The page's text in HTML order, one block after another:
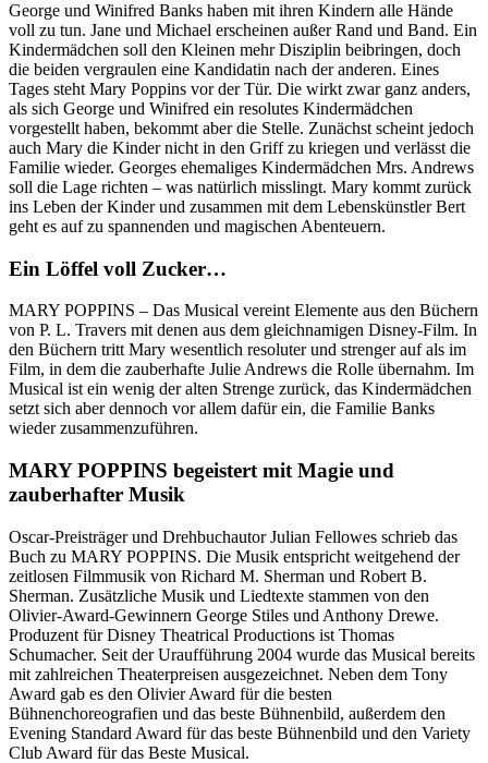
George und Winifred Banks haben mit ihren Kindern alle Hände
voll zu tun. Jane und Michael erscheinen außer Rand und Band. Ein
Kindermädchen soll den Kleinen mehr Disziplin beibringen, doch
die beiden vergraulen eine Kandidatin nach der anderen. Eines
Tages steht Mary Poppins vor der Tür. Die wirkt zwar ganz anders,
als sich George und Winifred ein resolutes Kindermädchen
vorgestellt haben, bekommt aber die Stelle. Zunächst scheint jedoch
auch Mary die Kinder nicht in den Griff zu kriegen und verlässt die
Familie wieder. Georges ehemaliges Kindermädchen Mrs. Andrews
soll die Lage richten – was natürlich misslingt. Mary kommt zurück
ins Leben der Kinder und zusammen mit dem Lebenskünstler Bert
geht es auf zu spannenden und magischen Abenteuern.
Ein Löffel voll Zucker…
MARY POPPINS – Das Musical vereint Elemente aus den Büchern
von P. L. Travers mit denen aus dem gleichnamigen Disney-Film. In
den Büchern tritt Mary wesentlich resoluter und strenger auf als im
Film, in dem die zauberhafte Julie Andrews die Rolle übernahm. Im
Musical ist ein wenig der alten Strenge zurück, das Kindermädchen
setzt sich aber dennoch vor allem dafür ein, die Familie Banks
wieder zusammenzuführen.
MARY POPPINS begeistert mit Magie und
zauberhafter Musik
Oscar-Preisträger und Drehbuchautor Julian Fellowes schrieb das
Buch zu MARY POPPINS. Die Musik entspricht weitgehend der
zeitlosen Filmmusik von Richard M. Sherman und Robert B.
Sherman. Zusätzliche Musik und Liedtexte stammen von den
Olivier-Award-Gewinnern George Stiles und Anthony Drewe.
Produzent für Disney Theatrical Productions ist Thomas
Schumacher. Seit der Uraufführung 2004 wurde das Musical bereits
mit zahlreichen Theaterpreisen ausgezeichnet. Neben dem Tony
Award gab es den Olivier Award für die besten
Bühnenchoreografien und das beste Bühnenbild, außerdem den
Evening Standard Award für das beste Bühnenbild und den Variety
Club Award für das Beste Musical.